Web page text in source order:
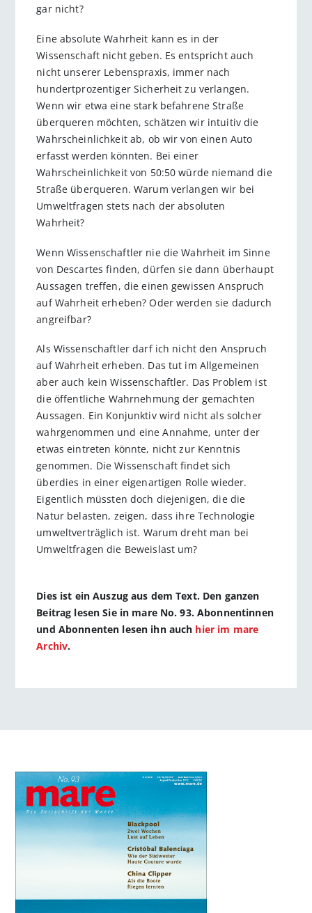
gar nicht?
Eine absolute Wahrheit kann es in der
Wissenschaft nicht geben. Es entspricht auch
nicht unserer Lebenspraxis, immer nach
hundertprozentiger Sicherheit zu verlangen.
Wenn wir etwa eine stark befahrene Straße
überqueren möchten, schätzen wir intuitiv die
Wahrscheinlichkeit ab, ob wir von einen Auto
erfasst werden könnten. Bei einer
Wahrscheinlichkeit von 50:50 würde niemand die
Straße überqueren. Warum verlangen wir bei
Umweltfragen stets nach der absoluten
Wahrheit?
Wenn Wissenschaftler nie die Wahrheit im Sinne
von Descartes finden, dürfen sie dann überhaupt
Aussagen treffen, die einen gewissen Anspruch
auf Wahrheit erheben? Oder werden sie dadurch
angreifbar?
Als Wissenschaftler darf ich nicht den Anspruch
auf Wahrheit erheben. Das tut im Allgemeinen
aber auch kein Wissenschaftler. Das Problem ist
die öffentliche Wahrnehmung der gemachten
Aussagen. Ein Konjunktiv wird nicht als solcher
wahrgenommen und eine Annahme, unter der
etwas eintreten könnte, nicht zur Kenntnis
genommen. Die Wissenschaft findet sich
überdies in einer eigenartigen Rolle wieder.
Eigentlich müssten doch diejenigen, die die
Natur belasten, zeigen, dass ihre Technologie
umweltverträglich ist. Warum dreht man bei
Umweltfragen die Beweislast um?
Dies ist ein Auszug aus dem Text. Den ganzen
Beitrag lesen Sie in mare No. 93. Abonnentinnen
und Abonnenten lesen ihn auch hier im mare
Archiv.